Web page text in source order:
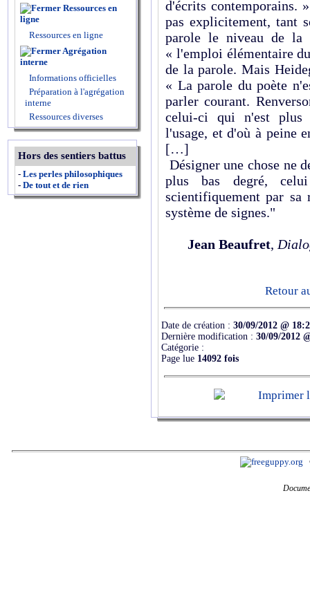
Ressources en
ligne
Ressources en ligne
Agrégation
interne
Informations officielles
Préparation à l'agrégation
interne
Ressources diverses
Hors des sentiers battus
- Les perles philosophiques
- De tout et de rien
d'écrits contemporains.
pas explicitement, tant
parole le niveau de la
« l'emploi élémentaire
de la parole. Mais
« La parole du poète
parler courant.
celui-ci qui n'est plus
l'usage, et d'où à peine
[…]
Désigner une chose ne
plus bas degré,
scientifiquement par sa
système de signes."
Jean Beaufret,
Retour
Date de création : 30/09/2012 @
Dernière modification : 30/09/2012
Catégorie :
Page lue 14092 fois